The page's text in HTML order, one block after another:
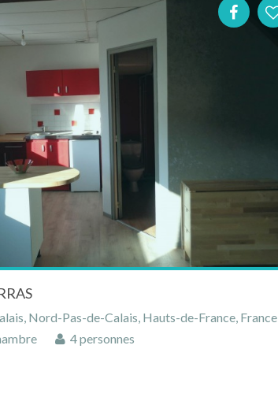
Nord-Pas-de-Calais, Hauts-de-France, France
4 personnes